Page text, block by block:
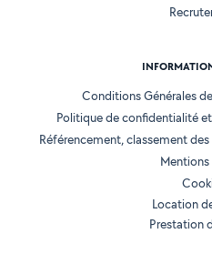
Conditions Générales
Politique de confidentialité
Référencement, classement
Mentions
Location
Prestation